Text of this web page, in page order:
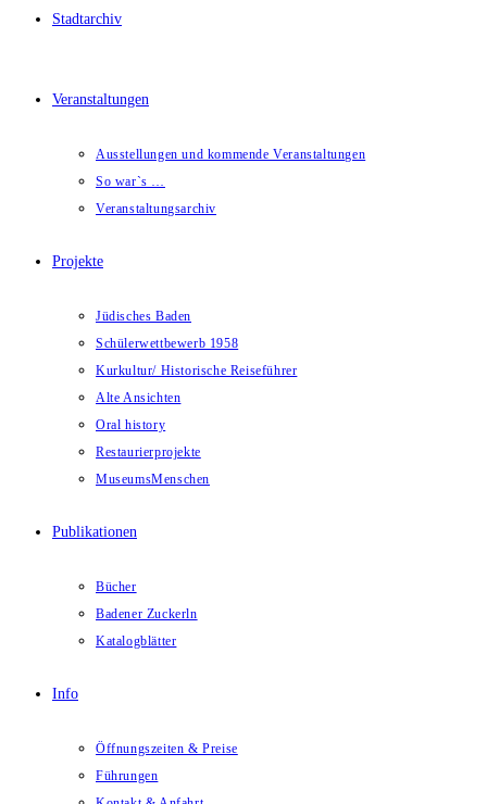
Stadtarchiv
Veranstaltungen
Ausstellungen und kommende Veranstaltungen
So war`s …
Veranstaltungsarchiv
Projekte
Jüdisches Baden
Schülerwettbewerb 1958
Kurkultur/ Historische Reiseführer
Alte Ansichten
Oral history
Restaurierprojekte
MuseumsMenschen
Publikationen
Bücher
Badener Zuckerln
Katalogblätter
Info
Öffnungszeiten & Preise
Führungen